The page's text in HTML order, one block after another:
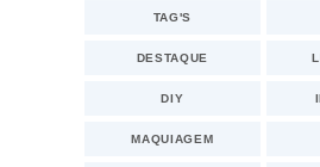
TAG'S
DESTAQUE
DIY
MAQUIAGEM